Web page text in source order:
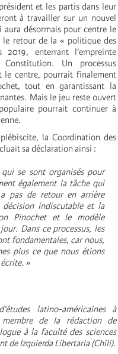
et les partis dans leur
à travailler sur un nouvel
désormais pour centre le
le retour de la « politique des
enterrant l’empreinte
Un processus
le centre, pourrait finalement
tout en garantissant la
Mais le jeu reste ouvert
pourrait continuer à
la Coordination des
sa déclaration ainsi :
se sont organisés pour
également la tâche qui
pas de retour en arrière
indiscutable et la
Pinochet et le modèle
Dans ce processus, les
fondamentales, car nous,
plus ce que nous étions
»
latino-américaines à
membre de la rédaction de
à la faculté des sciences
de Izquierda Libertaria (Chili).